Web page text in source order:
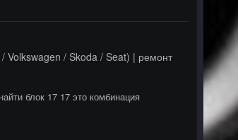
/ Volkswagen / Skoda / Seat) | ремонт
блок 17 17 это комбинация